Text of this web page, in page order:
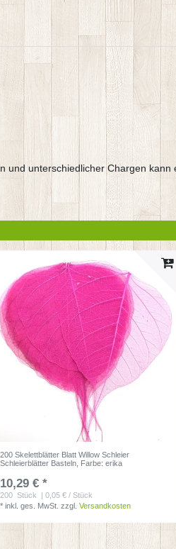
unterschiedlicher Chargen
200 Skelettblätter Blatt Willow Schleier
Schleierblätter Basteln , Farbe: erika
10,29 € *
200 Stück
| 0,05 € / Stück
*inkl. ges. MwSt. zzgl.Versandkosten